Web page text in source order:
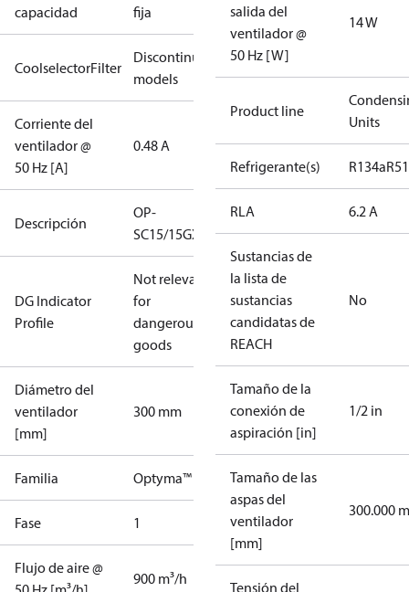
capacidad
fija
CoolselectorFilter
Discontinued
models
Corriente del
ventilador @
50 Hz [A]
0.48 A
Descripción
OP-
SC15/15GXT2
DG Indicator
Profile
Not relevant
for
dangerous
goods
Diámetro del
ventilador
[mm]
300 mm
Familia Optyma™
Fase 1
Flujo de aire @
900 m³/h
salida del
ventilador @
50 Hz [W]
14 W
Product line
Units
Refrigerante(s) R134a
RLA 6.2 A
Sustancias de
la lista de
sustancias
candidatas de
REACH
No
Tamaño de la
conexión de
aspiración [in]
1/2 in
Tamaño de las
aspas del
ventilador
[mm]
300.000
Tensión del